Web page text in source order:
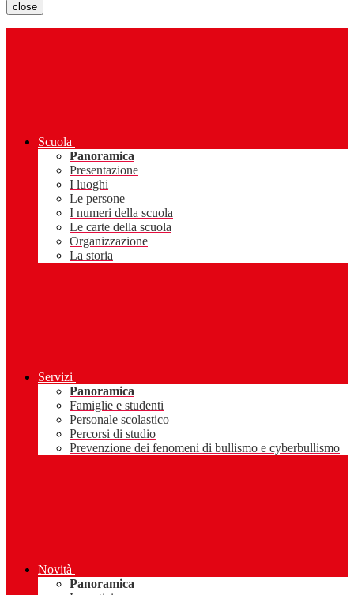
close
Scuola
Panoramica
Presentazione
I luoghi
Le persone
I numeri della scuola
Le carte della scuola
Organizzazione
La storia
Servizi
Panoramica
Famiglie e studenti
Personale scolastico
Percorsi di studio
Prevenzione dei fenomeni di bullismo e cyberbullismo
Novità
Panoramica